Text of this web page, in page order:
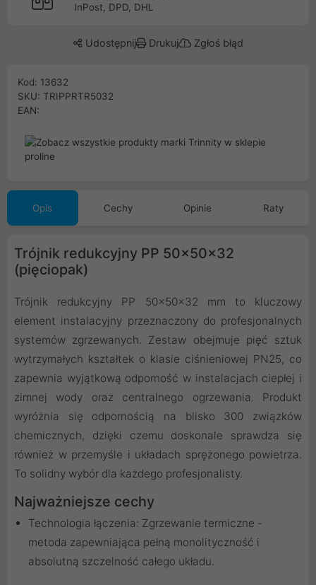
InPost, DPD, DHL
Udostępnij Drukuj Zgłoś błąd
Kod: 13632
SKU: TRIPPRTR5032
EAN:
Opis Cechy Opinie Raty
Trójnik redukcyjny PP 50x50x32
(pięciopak)
Trójnik redukcyjny PP 50x50x32 mm to kluczowy
element instalacyjny przeznaczony do profesjonalnych
systemów zgrzewanych. Zestaw obejmuje pięć sztuk
wytrzymałych kształtek o klasie ciśnieniowej PN25, co
zapewnia wyjątkową odporność w instalacjach ciepłej i
zimnej wody oraz centralnego ogrzewania. Produkt
wyróżnia się odpornością na blisko 300 związków
chemicznych, dzięki czemu doskonale sprawdza się
również w przemyśle i układach sprężonego powietrza.
To solidny wybór dla każdego profesjonalisty.
Najważniejsze cechy
Technologia łączenia: Zgrzewanie termiczne -
metoda zapewniająca pełną monolityczność i
absolutną szczelność całego układu.